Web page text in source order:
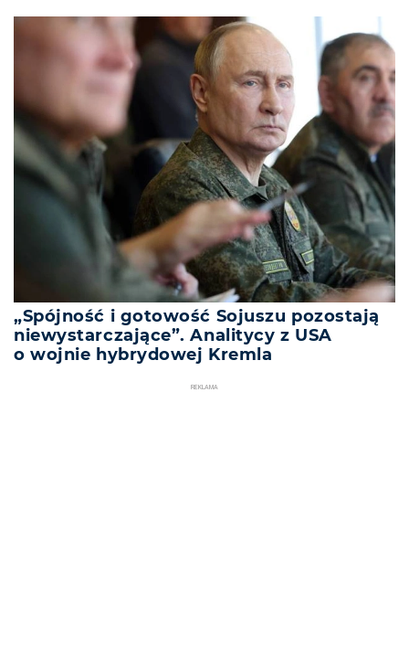
„Spójność i gotowość Sojuszu pozostają
niewystarczające”. Analitycy z USA
o wojnie hybrydowej Kremla
REKLAMA